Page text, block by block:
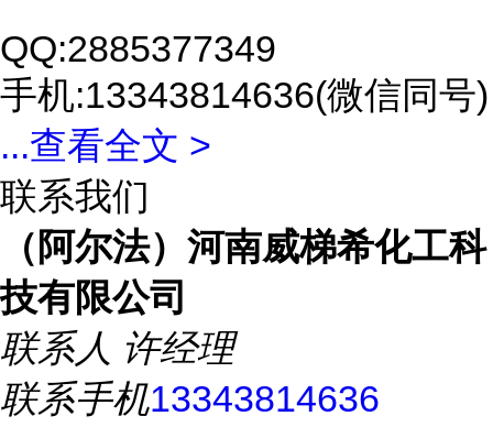
QQ:2885377349
手机:13343814636(微信同号)
...查看全文 >
联系我们
（阿尔法）河南威梯希化工科
技有限公司
联系人 许经理
联系手机13343814636